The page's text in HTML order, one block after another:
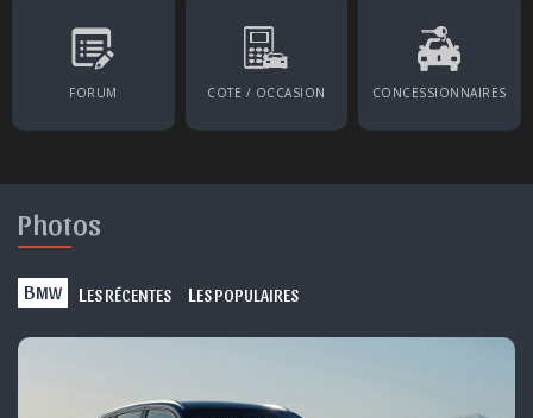
FORUM COTE / OCCASION CONCESSIONNAIRES
Photos
BMW L ES RÉCENTES L ES POPULAIRES